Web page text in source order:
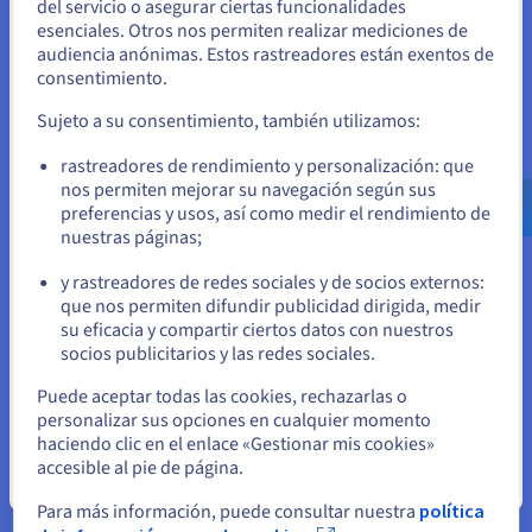
Seguridad
Con OVHcloud, tu soberanía de datos está garantizada, ya que
todas nuestras soluciones cumplen con las estrictas
regulaciones de las leyes de protección de datos de la UE,
anti-DDoS y están alojados en centros de datos con una sólida
seguridad en el lugar. Además, poseemos varias
certificaciones de seguridad
Fiabilidad
Nuestros servidores ofrecen alta disponibilidad y una
conexión de red estable. En comparación con el alojamiento
compartido, el almacenamiento de copias de seguridad en un
servidor dedicado reduce el riesgo de fallos y otros errores
del sistema, protegiendo tus datos de la pérdida, corrupción y
eliminación accidental.
Unidos
Si quiere hacer un pedido desde Estados Unidos, deberá buscar
el sitio web adecuado y crear una cuenta.
us.ovhcloud.com/
Inglés USD - $
Permanezca en el sitio web actual
del servicio o asegurar ciertas funcionalidades
esenciales. Otros nos permiten realizar mediciones de
audiencia anónimas. Estos rastreadores están exentos de
consentimiento.
Sujeto a su consentimiento, también utilizamos:
rastreadores de rendimiento y personalización: que
nos permiten mejorar su navegación según sus
preferencias y usos, así como medir el rendimiento de
nuestras páginas;
y rastreadores de redes sociales y de socios externos:
que nos permiten difundir publicidad dirigida, medir
su eficacia y compartir ciertos datos con nuestros
socios publicitarios y las redes sociales.
Puede aceptar todas las cookies, rechazarlas o
personalizar sus opciones en cualquier momento
haciendo clic en el enlace «Gestionar mis cookies»
accesible al pie de página.
Para más información, puede consultar nuestra política